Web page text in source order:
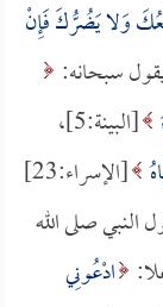
وَلا يَضُرُّكَ فَإِنْ
[البينة:5]،
[الإسراء:23]
ويقول النبي صلى الله
ادْعُونِي